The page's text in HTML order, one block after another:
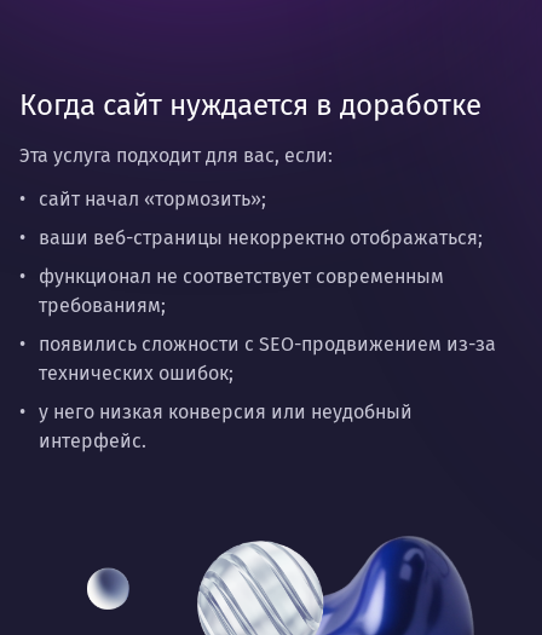
Когда сайт нуждается в доработке
Эта услуга подходит для вас, если:
сайт начал «тормозить»;
ваши веб-страницы некорректно отображаться;
функционал не соответствует современным
требованиям;
появились сложности с SEO-продвижением из-за
технических ошибок;
у него низкая конверсия или неудобный
интерфейс.